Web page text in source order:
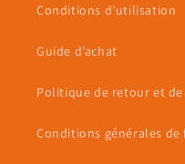
Conditions d’utilisation
Guide d’achat
Politique de retour et
Conditions générales